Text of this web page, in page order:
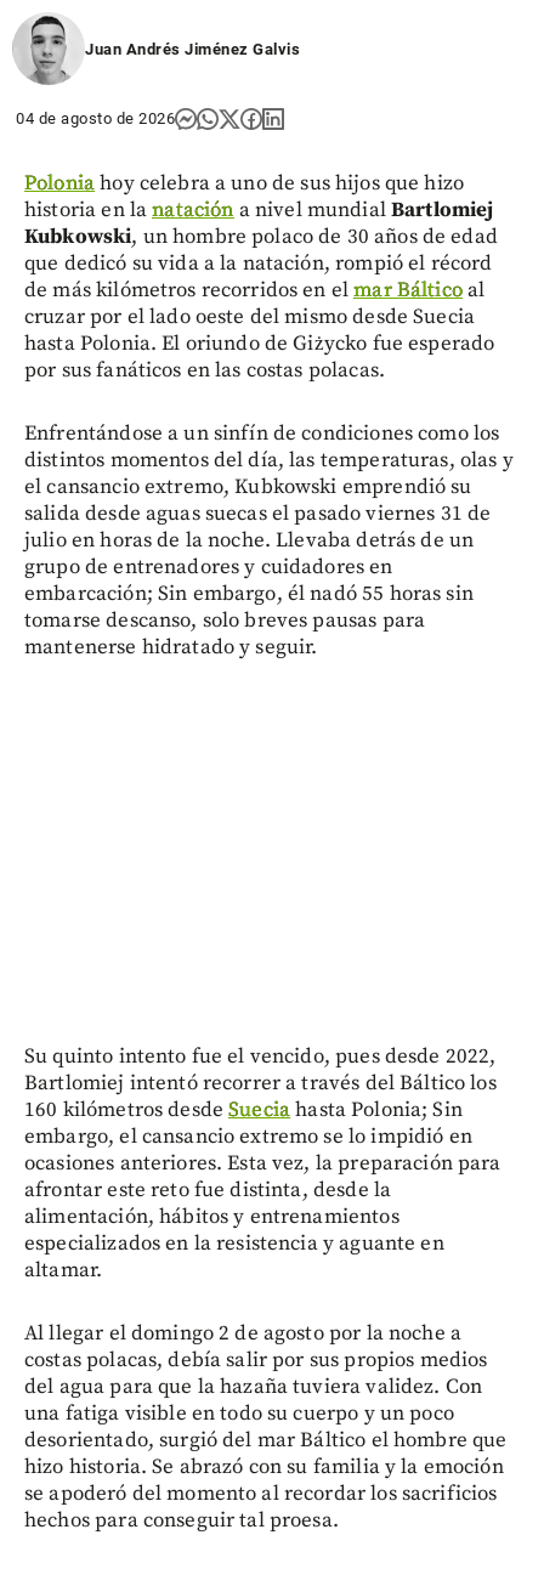
Juan Andrés Jiménez Galvis
04 de agosto de 2026
Poloniahoy celebra a uno de sus hijos que hizo
historia en lanatacióna nivel mundialBartlomiej
Kubkowski, un hombre polaco de 30 años de edad
que dedicó su vida a la natación, rompió el récord
de más kilómetros recorridos en elmar Bálticoal
cruzar por el lado oeste del mismo desde Suecia
hasta Polonia. El oriundo de Giżycko fue esperado
por sus fanáticos en las costas polacas.
Enfrentándose a un sinfín de condiciones como los
distintos momentos del día, las temperaturas, olas y
el cansancio extremo, Kubkowski emprendió su
salida desde aguas suecas el pasado viernes 31 de
julio en horas de la noche. Llevaba detrás de un
grupo de entrenadores y cuidadores en
embarcación; Sin embargo, él nadó 55 horas sin
tomarse descanso, solo breves pausas para
mantenerse hidratado y seguir.
Su quinto intento fue el vencido, pues desde 2022,
Bartlomiej intentó recorrer a través del Báltico los
160 kilómetros desdeSueciahasta Polonia; Sin
embargo, el cansancio extremo se lo impidió en
ocasiones anteriores. Esta vez, la preparación para
afrontar este reto fue distinta, desde la
alimentación, hábitos y entrenamientos
especializados en la resistencia y aguante en
altamar.
Al llegar el domingo 2 de agosto por la noche a
costas polacas, debía salir por sus propios medios
del agua para que la hazaña tuviera validez. Con
una fatiga visible en todo su cuerpo y un poco
desorientado, surgió del mar Báltico el hombre que
hizo historia. Se abrazó con su familia y la emoción
se apoderó del momento al recordar los sacrificios
hechos para conseguir tal proesa.